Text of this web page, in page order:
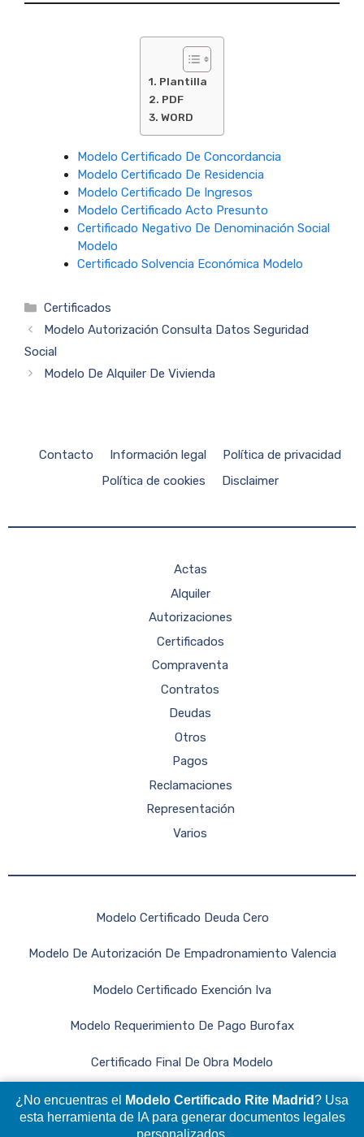
¿No encuentras el Modelo Certificado Rite Madrid? Usa
esta herramienta de IA para generar documentos legales
personalizados.
Plantilla
PDF
WORD
Modelo Certificado De Concordancia
Modelo Certificado De Residencia
Modelo Certificado De Ingresos
Modelo Certificado Acto Presunto
Certificado Negativo De Denominación Social
Modelo
Certificado Solvencia Económica Modelo
Categorías
Certificados
Modelo Autorización Consulta Datos Seguridad
Social
Modelo De Alquiler De Vivienda
Contacto Información legal
Política de privacidad
Política de cookies
Disclaimer
Actas
Alquiler
Autorizaciones
Certificados
Compraventa
Contratos
Deudas
Otros
Pagos
Reclamaciones
Representación
Varios
Modelo Certificado Deuda Cero
Modelo De Autorización De Empadronamiento Valencia
Modelo Certificado Exención Iva
Modelo Requerimiento De Pago Burofax
Certificado Final De Obra Modelo